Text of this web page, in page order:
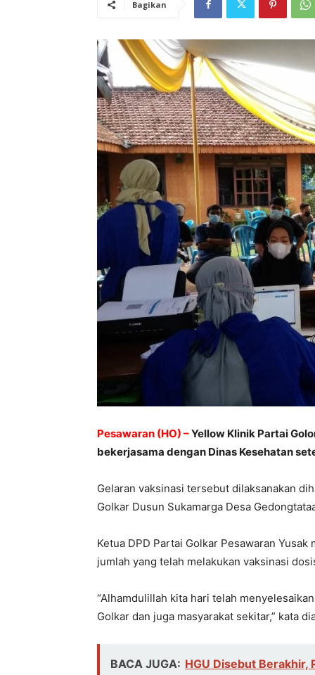
Bagikan
Pesawaran (HO) –Yellow Klinik Partai
bekerjasama dengan Dinas Kesehatan
Gelaran vaksinasi tersebut dilaksanakan
Golkar Dusun Sukamarga Desa
Ketua DPD Partai Golkar Pesawaran
jumlah yang telah melakukan vaksinasi
“Alhamdulillah kita hari telah
Golkar dan juga masyarakat sekitar,” kata
BACA JUGA: HGU Disebut Berakhir,